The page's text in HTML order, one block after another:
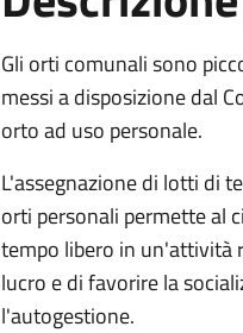
Gli orti comunali sono
messi a disposizione dal
orto ad uso personale.
L'assegnazione di lotti di
orti personali permette al
tempo libero in un'attività
lucro e di favorire la
l'autogestione.